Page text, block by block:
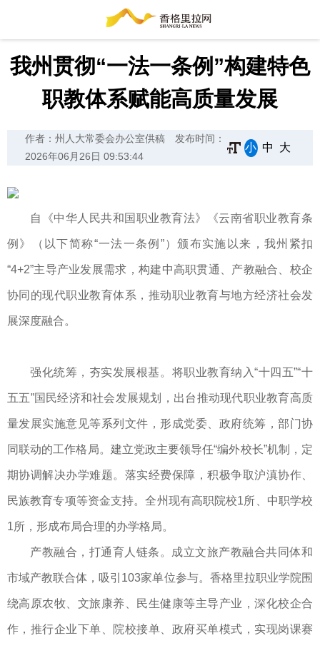
我州贯彻“一法一条例”构建特色
职教体系赋能高质量发展
作者：州人大常委会办公室供稿
发布时间：
2026年06月26日 09:53:44
小 中 大
自《中华人民共和国职业教育法》《云南省职业教育条
例》（以下简称“一法一条例”）颁布实施以来，我州紧扣
“4+2”主导产业发展需求，构建中高职贯通、产教融合、校企
协同的现代职业教育体系，推动职业教育与地方经济社会发
展深度融合。
强化统筹，夯实发展根基。将职业教育纳入“十四五”“十
五五”国民经济和社会发展规划，出台推动现代职业教育高质
量发展实施意见等系列文件，形成党委、政府统筹，部门协
同联动的工作格局。建立党政主要领导任“编外校长”机制，定
期协调解决办学难题。落实经费保障，积极争取沪滇协作、
民族教育专项等资金支持。全州现有高职院校1所、中职学校
1所，形成布局合理的办学格局。
产教融合，打通育人链条。成立文旅产教融合共同体和
市域产教联合体，吸引103家单位参与。香格里拉职业学院围
绕高原农牧、文旅康养、民生健康等主导产业，深化校企合
作，推行企业下单、院校接单、政府买单模式，实现岗课赛